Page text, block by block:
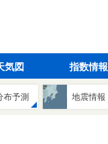
気図 指数情報
布予測 地震情報